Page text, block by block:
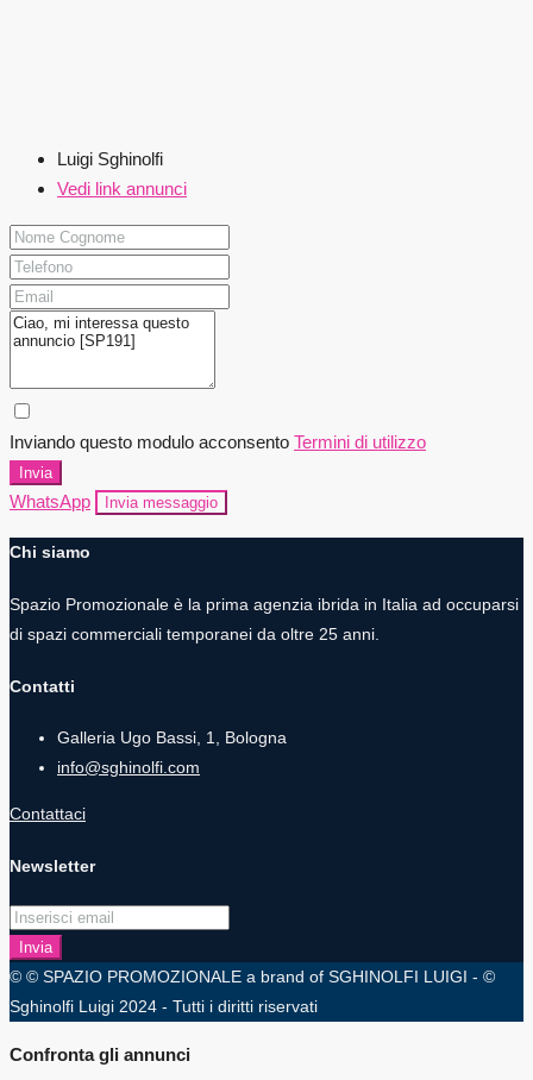
Luigi Sghinolfi
Vedi link annunci
Inviando questo modulo acconsento Termini di utilizzo
Invia
WhatsApp Invia messaggio
Chi siamo
Spazio Promozionale è la prima agenzia ibrida in Italia ad occuparsi
di spazi commerciali temporanei da oltre 25 anni.
Contatti
Galleria Ugo Bassi, 1, Bologna
info@sghinolfi.com
Contattaci
Newsletter
Invia
© © SPAZIO PROMOZIONALE a brand of SGHINOLFI LUIGI - ©
Sghinolfi Luigi 2024 - Tutti i diritti riservati
Confronta gli annunci